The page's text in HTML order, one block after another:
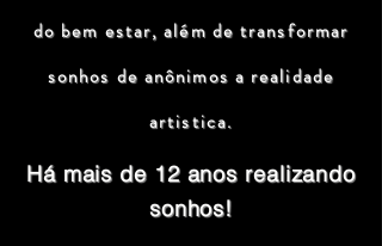
do bem estar, além de transformar
sonhos de anônimos a realidade
artistica.
Há mais de 12 anos realizando
sonhos!